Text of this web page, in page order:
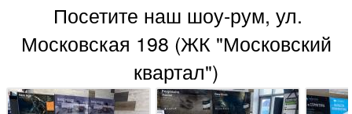
Посетите наш шоу-рум, ул.
Московская 198 (ЖК "Московский
квартал")